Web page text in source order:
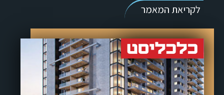
לקריאת המאמר